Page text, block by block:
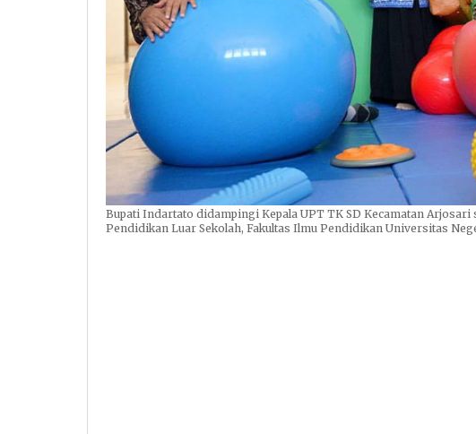
Bupati Indartato didampingi Kepala UPT TK SD Kecamatan Arjosari
Pendidikan Luar Sekolah, Fakultas Ilmu Pendidikan Universitas